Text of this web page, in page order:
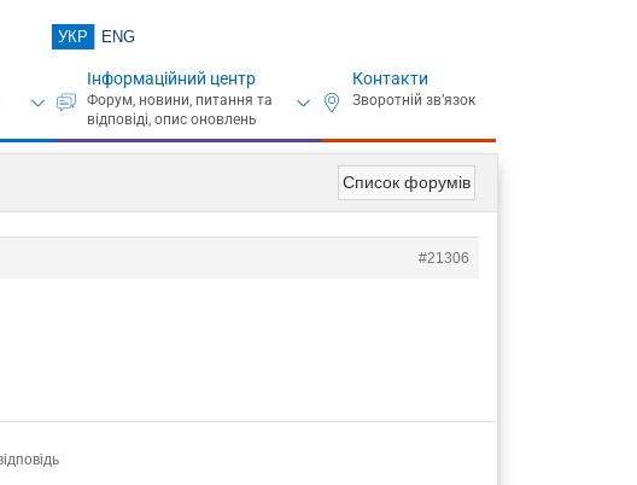
УКР ENG
Інформаційний центр Контакти
Список форумів
#21306